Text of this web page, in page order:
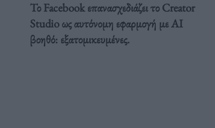
Το Facebook επανασχεδιάζει το Creator
Studio ως αυτόνομη εφαρμογή με AI
βοηθό: εξατομικευμένες.